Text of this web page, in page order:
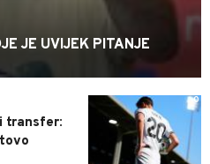
JE UVIJEK PITANJE
0
transfer: